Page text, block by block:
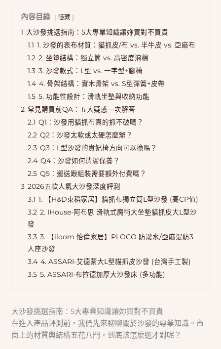
內容目錄 隱藏
1 大沙發挑選指南：5大專業知識讓妳買對不買貴
1.1 1. 沙發的表布材質：貓抓皮/布 vs. 半牛皮 vs. 亞麻布
1.2 2. 坐墊結構：獨立筒 vs. 高密度泡棉
1.3 3. 沙發款式：L型 vs. 一字型+腳椅
1.4 4. 骨架結構：實木骨架 vs. S型彈簧+皮帶
1.5 5. 功能性設計：滑軌坐墊與收納功能
2 常見購買前QA：五大疑惑一次解答
2.1 Q1：沙發用貓抓布真的抓不破嗎？
2.2 Q2：沙發太軟或太硬怎麼辦？
2.3 Q3：L型沙發的貴妃椅方向可以換嗎？
2.4 Q4：沙發如何清潔保養？
2.5 Q5：運送跟組裝需要額外付費嗎？
3 2026五款人氣大沙發深度評測
3.1 1. 【H&D東稻家居】貓抓布獨立筒L型沙發 (高CP值)
3.2 2. IHouse-阿布思 滑軌式魔術大坐墊貓抓皮大L型沙
發
3.3 3. 【iloom 怡倫家居】PLOCO 防潑水/亞麻混紡3
人座沙發
3.4 4. ASSARI-艾德蒙大L型貓抓皮沙發 (台灣手工製)
3.5 5. ASSARI-布拉德加厚大沙發床 (多功能)
大沙發挑選指南：5大專業知識讓妳買對不買貴
在進入產品評測前，我們先來聊聊關於沙發的專業知識。市
面上的材質與結構五花八門，到底該怎麼選才對呢？